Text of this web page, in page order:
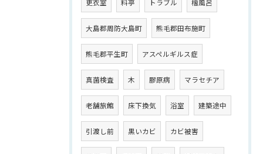
更衣室 料亭 トラブル 檜風呂
大島郡周防大島町 熊毛郡田布施町
熊毛郡平生町 アスペルギルス症
真菌検査 木 膠原病 マラセチア
老舗旅館 床下換気 浴室 建築途中
引渡し前 黒いカビ カビ被害